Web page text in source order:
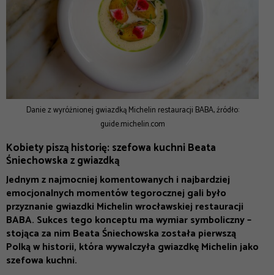
Danie z wyróżnionej gwiazdką Michelin restauracji BABA, źródło:
guide.michelin.com
Kobiety piszą historię: szefowa kuchni Beata
Śniechowska z gwiazdką
Jednym z najmocniej komentowanych i najbardziej
emocjonalnych momentów tegorocznej gali było
przyznanie gwiazdki Michelin wrocławskiej restauracji
BABA. Sukces tego konceptu ma wymiar symboliczny –
stojąca za nim Beata Śniechowska została pierwszą
Polką w historii, która wywalczyła gwiazdkę Michelin jako
szefowa kuchni.